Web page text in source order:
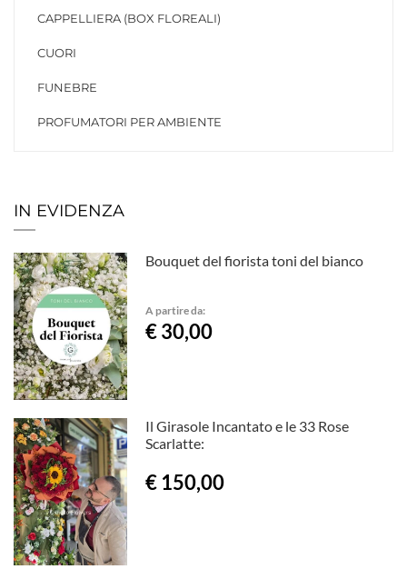
CAPPELLIERA (BOX FLOREALI)
CUORI
FUNEBRE
PROFUMATORI PER AMBIENTE
IN EVIDENZA
Bouquet del fiorista toni del bianco
A partire da:
€ 30,00
Il Girasole Incantato e le 33 Rose
Scarlatte:
€ 150,00